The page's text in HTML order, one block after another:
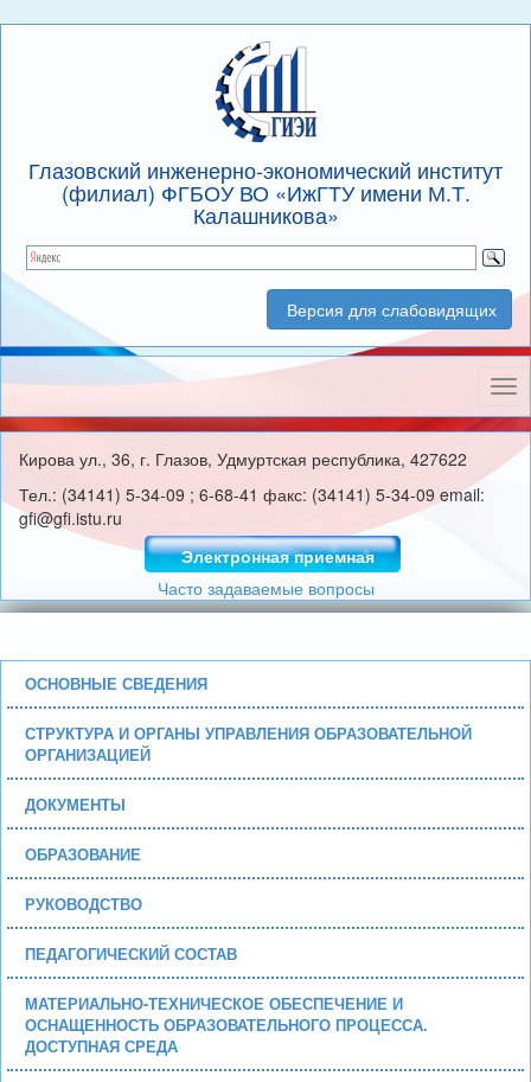
Глазовский инженерно-экономический институт
(филиал) ФГБОУ ВО «ИжГТУ имени М.Т.
Калашникова»
Версия для слабовидящих
Кирова ул., 36, г. Глазов, Удмуртская республика, 427622
Тел.: (34141) 5-34-09 ; 6-68-41 факс: (34141) 5-34-09 email:
gfi@gfi.istu.ru
Электронная приемная
Часто задаваемые вопросы
ОСНОВНЫЕ СВЕДЕНИЯ
СТРУКТУРА И ОРГАНЫ УПРАВЛЕНИЯ ОБРАЗОВАТЕЛЬНОЙ
ОРГАНИЗАЦИЕЙ
ДОКУМЕНТЫ
ОБРАЗОВАНИЕ
РУКОВОДСТВО
ПЕДАГОГИЧЕСКИЙ СОСТАВ
МАТЕРИАЛЬНО-ТЕХНИЧЕСКОЕ ОБЕСПЕЧЕНИЕ И
ОСНАЩЕННОСТЬ ОБРАЗОВАТЕЛЬНОГО ПРОЦЕССА.
ДОСТУПНАЯ СРЕДА